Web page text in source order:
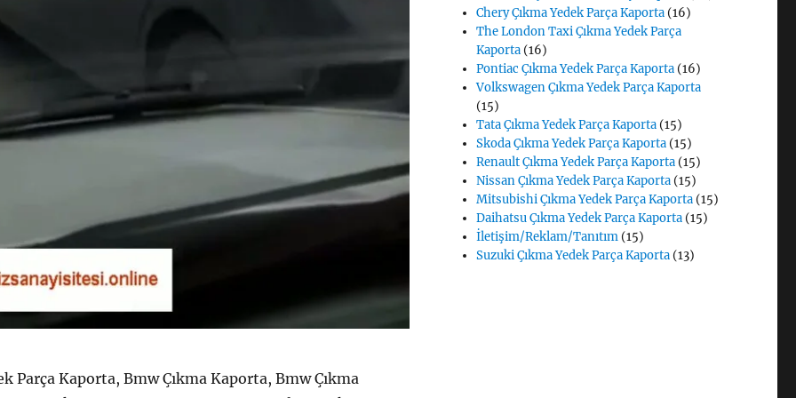
Parça Kaporta, Bmw Çıkma Kaporta, Bmw Çıkma
Chery Çıkma Yedek Parça Kaporta (16)
The London Taxi Çıkma Yedek Parça
Kaporta (16)
Pontiac Çıkma Yedek Parça Kaporta (16)
Volkswagen Çıkma Yedek Parça Kaporta
(15)
Tata Çıkma Yedek Parça Kaporta (15)
Skoda Çıkma Yedek Parça Kaporta (15)
Renault Çıkma Yedek Parça Kaporta (15)
Nissan Çıkma Yedek Parça Kaporta (15)
Mitsubishi Çıkma Yedek Parça Kaporta (15)
Daihatsu Çıkma Yedek Parça Kaporta (15)
İletişim/Reklam/Tanıtım (15)
Suzuki Çıkma Yedek Parça Kaporta (13)